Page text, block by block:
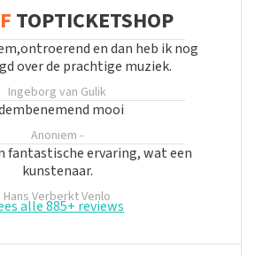
TOPTICKETSHOP
en dan heb ik nog
over de prachtige muziek.
Ingeborg van Gulik
mooi
Anoniem -
fantastische ervaring, wat een
kunstenaar.
Hans VerberktVenlo
alle 885+ reviews